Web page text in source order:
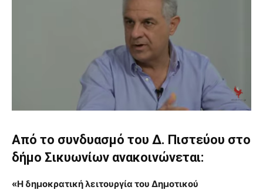
Από το συνδυασμό του Δ. Πιστεύου στο
δήμο Σικυωνίων ανακοινώνεται:
«Η δημοκρατική λειτουργία του Δημοτικού